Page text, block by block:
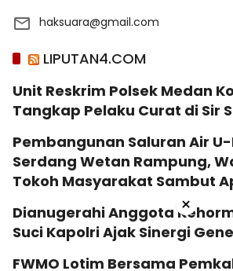
haksuara@gmail.com
LIPUTAN4.COM
Unit Reskrim Polsek Medan
Tangkap Pelaku Curat di Sir
Pembangunan Saluran Air
Serdang Wetan Rampung,
Tokoh Masyarakat Sambut
Dianugerahi Anggota
Suci Kapolri Ajak Sinergi
‎FWMO Lotim Bersama
×